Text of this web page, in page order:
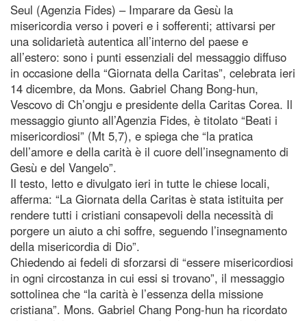
Seul (Agenzia Fides) – Imparare da Gesù la
misericordia verso i poveri e i sofferenti; attivarsi per
una solidarietà autentica all’interno del paese e
all’estero: sono i punti essenziali del messaggio diffuso
in occasione della “Giornata della Caritas”, celebrata ieri
14 dicembre, da Mons. Gabriel Chang Bong-hun,
Vescovo di Ch’ongju e presidente della Caritas Corea. Il
messaggio giunto all’Agenzia Fides, è titolato “Beati i
misericordiosi” (Mt 5,7), e spiega che “la pratica
dell’amore e della carità è il cuore dell’insegnamento di
Gesù e del Vangelo”.
Il testo, letto e divulgato ieri in tutte le chiese locali,
afferma: “La Giornata della Caritas è stata istituita per
rendere tutti i cristiani consapevoli della necessità di
porgere un aiuto a chi soffre, seguendo l’insegnamento
della misericordia di Dio”.
Chiedendo ai fedeli di sforzarsi di “essere misericordiosi
in ogni circostanza in cui essi si trovano”, il messaggio
sottolinea che “la carità è l’essenza della missione
cristiana”. Mons. Gabriel Chang Pong-hun ha ricordato